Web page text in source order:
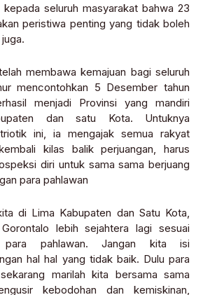
seluruh masyarakat bahwa 23
peristiwa penting yang tidak boleh
membawa kemajuan bagi seluruh
mencontohkan 5 Desember tahun
menjadi Provinsi yang mandiri
dan satu Kota. Untuknya
ini, ia mengajak semua rakyat
kilas balik perjuangan, harus
diri untuk sama sama berjuang
para pahlawan
di Lima Kabupaten dan Satu Kota,
lebih sejahtera lagi sesuai
pahlawan. Jangan kita isi
hal hal yang tidak baik. Dulu para
marilah kita bersama sama
kebodohan dan kemiskinan,